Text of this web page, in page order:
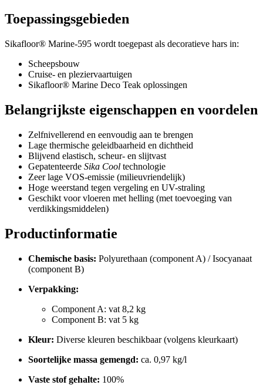
Toepassingsgebieden
Sikafloor® Marine-595 wordt toegepast als decoratieve hars in:
Scheepsbouw
Cruise- en pleziervaartuigen
Sikafloor® Marine Deco Teak oplossingen
Belangrijkste eigenschappen en voordelen
Zelfnivellerend en eenvoudig aan te brengen
Lage thermische geleidbaarheid en dichtheid
Blijvend elastisch, scheur- en slijtvast
Gepatenteerde Sika Cool technologie
Zeer lage VOS-emissie (milieuvriendelijk)
Hoge weerstand tegen vergeling en UV-straling
Geschikt voor vloeren met helling (met toevoeging van
verdikkingsmiddelen)
Productinformatie
Chemische basis: Polyurethaan (component A) / Isocyanaat
(component B)
Verpakking:
Component A: vat 8,2 kg
Component B: vat 5 kg
Kleur: Diverse kleuren beschikbaar (volgens kleurkaart)
Soortelijke massa gemengd: ca. 0,97 kg/l
Vaste stof gehalte: 100%